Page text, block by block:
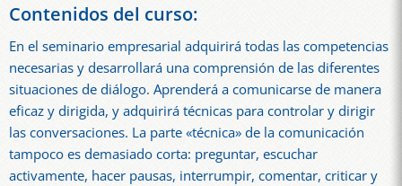
Contenidos del curso:
En el seminario empresarial adquirirá todas las competencias
necesarias y desarrollará una comprensión de las diferentes
situaciones de diálogo. Aprenderá a comunicarse de manera
eficaz y dirigida, y adquirirá técnicas para controlar y dirigir
las conversaciones. La parte «técnica» de la comunicación
tampoco es demasiado corta: preguntar, escuchar
activamente, hacer pausas, interrumpir, comentar, criticar y